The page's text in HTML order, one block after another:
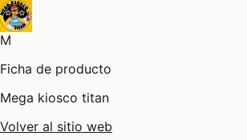
M
Ficha de producto
Mega kiosco titan
Volver al sitio web